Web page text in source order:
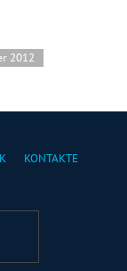
2012
KONTAKTE